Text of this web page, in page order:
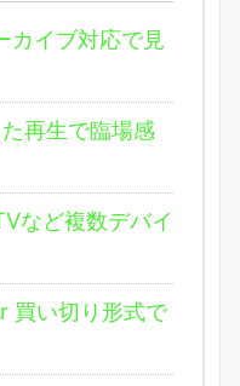
カイブ対応で見
再生で臨場感
など複数デバイ
買い切り形式で